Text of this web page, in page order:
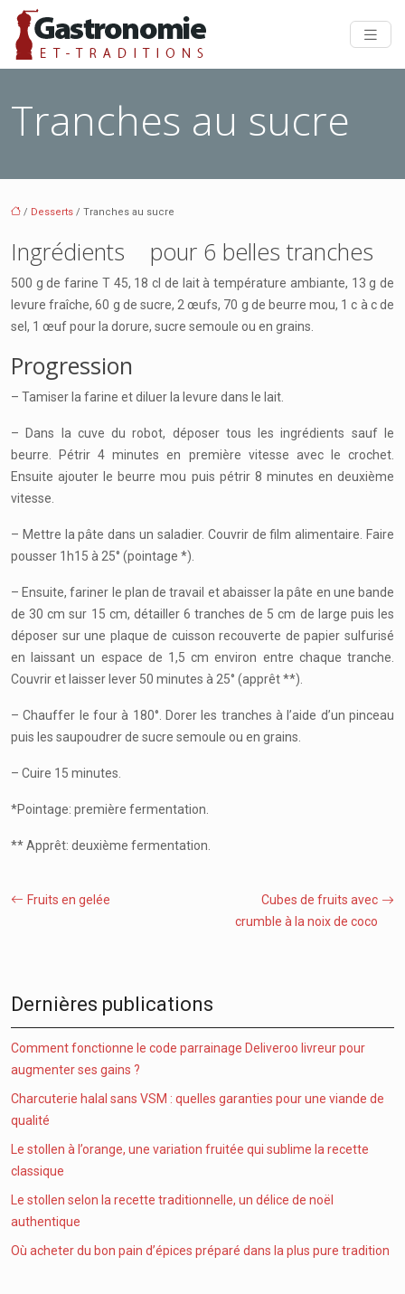
Tranches au sucre
/ Desserts / Tranches au sucre
Ingrédients pour 6 belles tranches
500 g de farine T 45, 18 cl de lait à température ambiante, 13 g de
levure fraîche, 60 g de sucre, 2 œufs, 70 g de beurre mou, 1 c à c de
sel, 1 œuf pour la dorure, sucre semoule ou en grains.
Progression
– Tamiser la farine et diluer la levure dans le lait.
– Dans la cuve du robot, déposer tous les ingrédients sauf le
beurre. Pétrir 4 minutes en première vitesse avec le crochet.
Ensuite ajouter le beurre mou puis pétrir 8 minutes en deuxième
vitesse.
– Mettre la pâte dans un saladier. Couvrir de film alimentaire. Faire
pousser 1h15 à 25° (pointage *).
– Ensuite, fariner le plan de travail et abaisser la pâte en une bande
de 30 cm sur 15 cm, détailler 6 tranches de 5 cm de large puis les
déposer sur une plaque de cuisson recouverte de papier sulfurisé
en laissant un espace de 1,5 cm environ entre chaque tranche.
Couvrir et laisser lever 50 minutes à 25° (apprêt **).
– Chauffer le four à 180°. Dorer les tranches à l’aide d’un pinceau
puis les saupoudrer de sucre semoule ou en grains.
– Cuire 15 minutes.
*Pointage: première fermentation.
** Apprêt: deuxième fermentation.
Fruits en gelée
Cubes de fruits avec
crumble à la noix de coco
Dernières publications
Comment fonctionne le code parrainage Deliveroo livreur pour
augmenter ses gains ?
Charcuterie halal sans VSM : quelles garanties pour une viande de
qualité
Le stollen à l’orange, une variation fruitée qui sublime la recette
classique
Le stollen selon la recette traditionnelle, un délice de noël
authentique
Où acheter du bon pain d’épices préparé dans la plus pure tradition